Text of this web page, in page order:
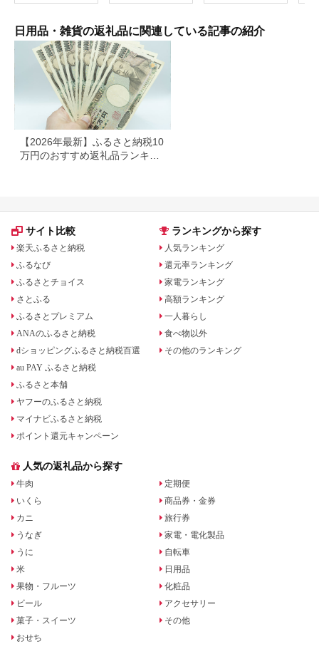
ラー 放湿性 ※沖縄
備蓄品 box ちり紙 テ
ィッシュ パルプ
100％ 無香料 1箱
日用品・雑貨の返礼品に関連している記事の紹介
【2026年最新】ふるさと納税10
万円のおすすめ返礼品ランキン
サイト比較
楽天ふるさと納税
ふるなび
ふるさとチョイス
さとふる
ふるさとプレミアム
ANAのふるさと納税
dショッピングふるさと納税百選
au PAY ふるさと納税
ふるさと本舗
ヤフーのふるさと納税
マイナビふるさと納税
ポイント還元キャンペーン
ランキングから探す
人気ランキング
還元率ランキング
家電ランキング
高額ランキング
一人暮らし
食べ物以外
その他のランキング
人気の返礼品から探す
牛肉
いくら
カニ
うなぎ
うに
米
果物・フルーツ
ビール
菓子・スイーツ
おせち
定期便
商品券・金券
旅行券
家電・電化製品
自転車
日用品
化粧品
アクセサリー
その他